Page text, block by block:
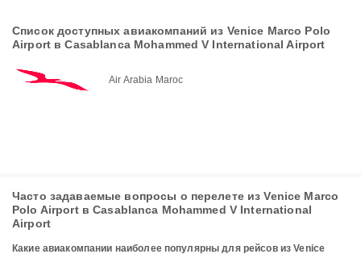
Список доступных авиакомпаний из Venice Marco Polo
Airport в Casablanca Mohammed V International Airport
Air Arabia Maroc
Часто задаваемые вопросы о перелете из Venice Marco
Polo Airport в Casablanca Mohammed V International
Airport
Какие авиакомпании наиболее популярны для рейсов из Venice